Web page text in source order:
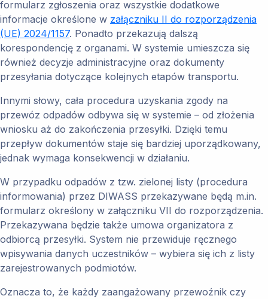
formularz zgłoszenia oraz wszystkie dodatkowe
informacje określone w załączniku II do rozporządzenia
(UE) 2024/1157. Ponadto przekazują dalszą
korespondencję z organami. W systemie umieszcza się
również decyzje administracyjne oraz dokumenty
przesyłania dotyczące kolejnych etapów transportu.
Innymi słowy, cała procedura uzyskania zgody na
przewóz odpadów odbywa się w systemie – od złożenia
wniosku aż do zakończenia przesyłki. Dzięki temu
przepływ dokumentów staje się bardziej uporządkowany,
jednak wymaga konsekwencji w działaniu.
W przypadku odpadów z tzw. zielonej listy (procedura
informowania) przez DIWASS przekazywane będą m.in.
formularz określony w załączniku VII do rozporządzenia.
Przekazywana będzie także umowa organizatora z
odbiorcą przesyłki. System nie przewiduje ręcznego
wpisywania danych uczestników – wybiera się ich z listy
zarejestrowanych podmiotów.
Oznacza to, że każdy zaangażowany przewoźnik czy